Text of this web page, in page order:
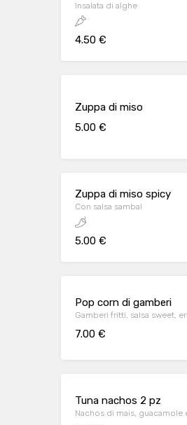
Insalata di alghe
4.50 €
Zuppa di miso
5.00 €
Zuppa di miso spicy
Con salsa sambal
5.00 €
Pop corn di gamberi
Gamberi fritti, salsa sweet,
7.00 €
Tuna nachos 2 pz
Nachos di mais, guacamole